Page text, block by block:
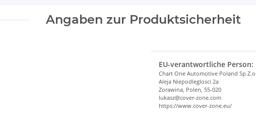
Angaben zur Produktsicherheit
EU-verantwortliche Person:
Chart One Automotive Poland
Aleja Niepodleglosci 2a
Zorawina, Polen, 55-020
lukasz@cover-zone.com
https://www.cover-zone.eu/